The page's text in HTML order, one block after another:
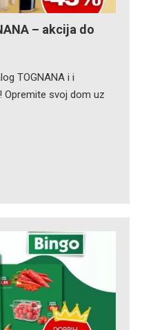
– akcija do
TOGNANA i i
Opremite svoj dom uz